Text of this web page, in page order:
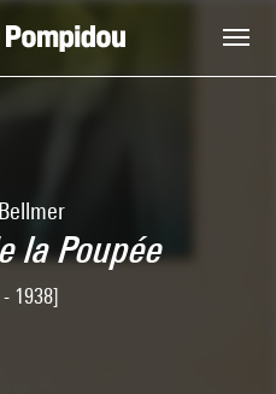
la Poupée
1938]